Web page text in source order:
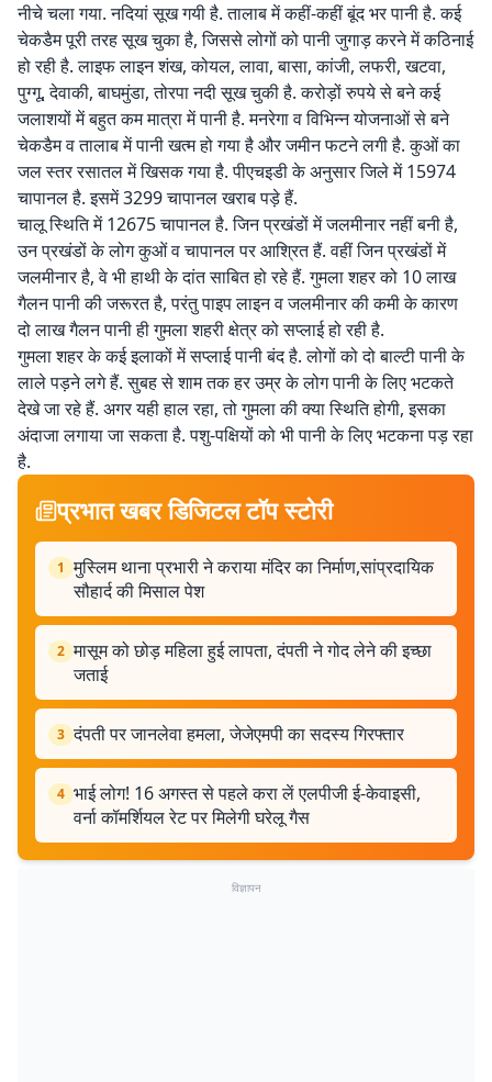
नीचे चला गया. नदियां सूख गयी है. तालाब में कहीं-कहीं बूंद भर पानी है. कई
चेकडैम पूरी तरह सूख चुका है, जिससे लोगों को पानी जुगाड़ करने में कठिनाई
हो रही है. लाइफ लाइन शंख, कोयल, लावा, बासा, कांजी, लफरी, खटवा,
पुग्गू, देवाकी, बाघमुंडा, तोरपा नदी सूख चुकी है. करोड़ों रुपये से बने कई
जलाशयों में बहुत कम मात्रा में पानी है. मनरेगा व विभिन्न योजनाओं से बने
चेकडैम व तालाब में पानी खत्म हो गया है और जमीन फटने लगी है. कुओं का
जल स्तर रसातल में खिसक गया है. पीएचइडी के अनुसार जिले में 15974
चापानल है. इसमें 3299 चापानल खराब पड़े हैं.
चालू स्थिति में 12675 चापानल है. जिन प्रखंडों में जलमीनार नहीं बनी है,
उन प्रखंडों के लोग कुओं व चापानल पर आश्रित हैं. वहीं जिन प्रखंडों में
जलमीनार है, वे भी हाथी के दांत साबित हो रहे हैं. गुमला शहर को 10 लाख
गैलन पानी की जरूरत है, परंतु पाइप लाइन व जलमीनार की कमी के कारण
दो लाख गैलन पानी ही गुमला शहरी क्षेत्र को सप्लाई हो रही है.
गुमला शहर के कई इलाकों में सप्लाई पानी बंद है. लोगों को दो बाल्टी पानी के
लाले पड़ने लगे हैं. सुबह से शाम तक हर उम्र के लोग पानी के लिए भटकते
देखे जा रहे हैं. अगर यही हाल रहा, तो गुमला की क्या स्थिति होगी, इसका
अंदाजा लगाया जा सकता है. पशु-पक्षियों को भी पानी के लिए भटकना पड़ रहा
है.
प्रभात खबर डिजिटल टॉप स्टोरी
1 मुस्लिम थाना प्रभारी ने कराया मंदिर का निर्माण,सांप्रदायिक
सौहार्द की मिसाल पेश
2 मासूम को छोड़ महिला हुई लापता, दंपती ने गोद लेने की इच्छा
जताई
3 दंपती पर जानलेवा हमला, जेजेएमपी का सदस्य गिरफ्तार
4 भाई लोग! 16 अगस्त से पहले करा लें एलपीजी ई-केवाइसी,
वर्ना कॉमर्शियल रेट पर मिलेगी घरेलू गैस
विज्ञापन